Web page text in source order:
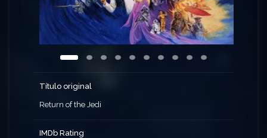
termina con un último enfrentamiento entre las
fuerzas rebeldes unificadas y una segunda Estrella
de la Muerte, indefensa e incompleta, en una
batalla que decidirá el destino de la galaxia.
Título original
Return of the Jedi
IMDb Rating